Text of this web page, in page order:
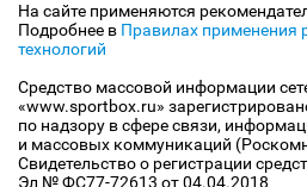
На сайте применяются
Подробнее в Правилах применения
технологий
Средство массовой информации
«www.sportbox.ru»
по надзору в сфере связи,
и массовых коммуникаций
Свидетельство о регистрации
Эл № ФС77-72613 от 04.04.2018